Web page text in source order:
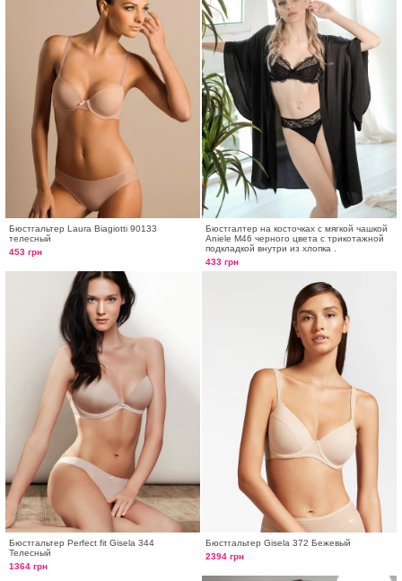
Бюстгальтер Laura Biagiotti 90133
телесный
453 грн
Бюстгалтер на косточках с мягкой чашкой
Aniele М46 черного цвета с трикотажной
подкладкой внутри из хлопка .
433 грн
Бюстгальтер Perfect fit Gisela 344
Телесный
1364 грн
Бюстгальтер Gisela 372 Бежевый
2394 грн